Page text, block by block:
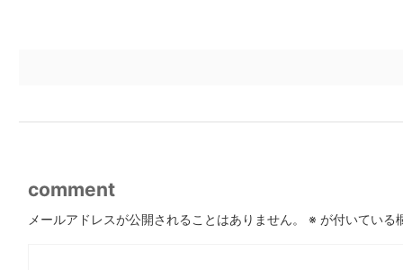
comment
メールアドレスが公開されることはありません。 ※ が付いている